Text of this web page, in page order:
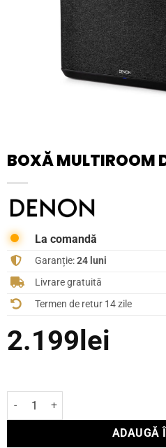
BOXĂ MULTIROOM
La comandă
Garanție:24 luni
Livrare gratuită
Termen de retur 14 zile
2.199 lei
Cantitate Boxă Multiroom DENON
ADAUGĂ